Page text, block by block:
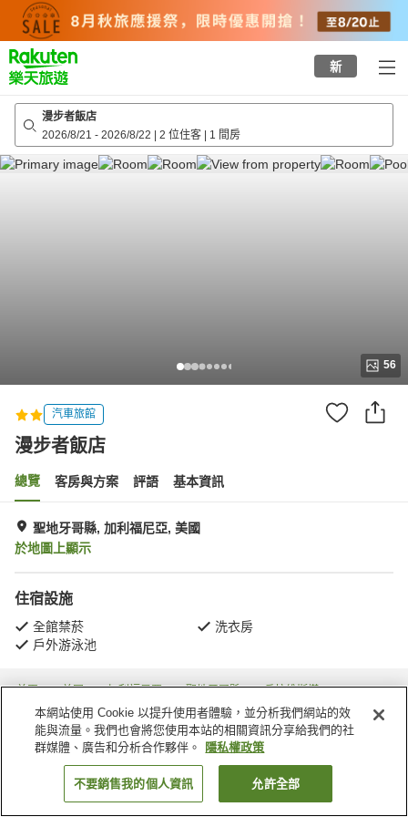
top
page
新
漫步者飯店
2026/8/21 - 2026/8/22 | 2 位住客 | 1 間房
56
汽車旅館
漫步者飯店
總覽 客房與方案 評語 基本資訊
聖地牙哥縣, 加利福尼亞, 美國
於地圖上顯示
住宿設施
全館禁菸
洗衣房
戶外游泳池
首頁 美國 加利福尼亞 聖地牙哥縣
丘拉維斯塔
漫步者飯店
找客房
本網站使用 Cookie 以提升使用者體驗，並分析我們網站的效
能與流量。我們也會將您使用本站的相關資訊分享給我們的社
群媒體、廣告和分析合作夥伴。
隱私權政策
不要銷售我的個人資訊 允許全部